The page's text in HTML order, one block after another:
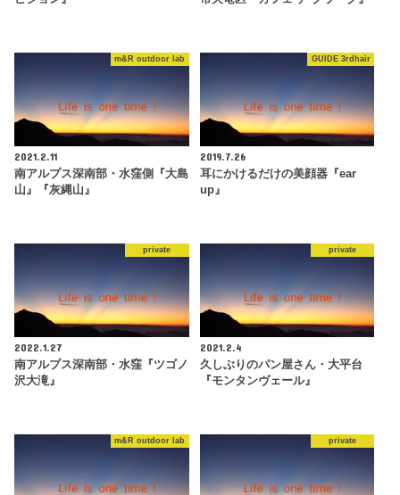
m&R outdoor lab
2021.2.11
南アルプス深南部・水窪側『大島
山』『灰縄山』
GUIDE 3rdhair
2019.7.26
耳にかけるだけの美顔器『ear
up』
private
2022.1.27
南アルプス深南部・水窪『ツゴノ
沢大滝』
private
2021.2.4
久しぶりのパン屋さん・大平台
『モンタンヴェール』
m&R outdoor lab private